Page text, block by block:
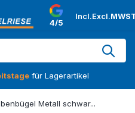
4/5
Incl.Excl.
für Lagerartikel
Metall schwar...